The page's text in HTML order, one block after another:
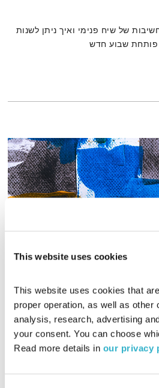
This website uses cookies
This website uses cookies that
proper operation, as well as other
analysis, research, advertising
your consent. You can choose
Read more details in our privacy
של שיח פנימי ואיך ניתן לשנות
פותחת שבוע חדש
יחדיו בכל בוקר, עם מוזיקה